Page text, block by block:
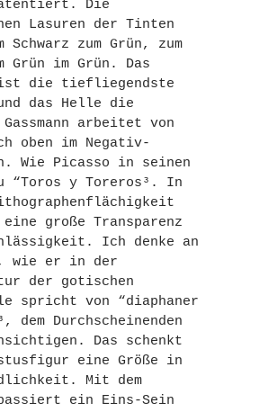
Die
Lasuren der Tinten
Schwarz zum Grün, zum
Grün im Grün. Das
ist die tiefliegendste
das Helle die
arbeitet von
oben im Negativ-
Wie Picasso in seinen
“Toros y Toreros³. In
große Transparenz
Ich denke an
wie er in der
der gotischen
spricht von “diaphaner
dem Durchscheinenden
Das schenkt
eine Größe in
Mit dem
ein Eins-Sein